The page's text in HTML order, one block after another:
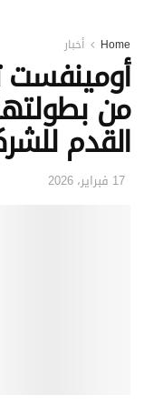
Home أخبار
أومينفست
من
القدم
17 فبراير، 2026